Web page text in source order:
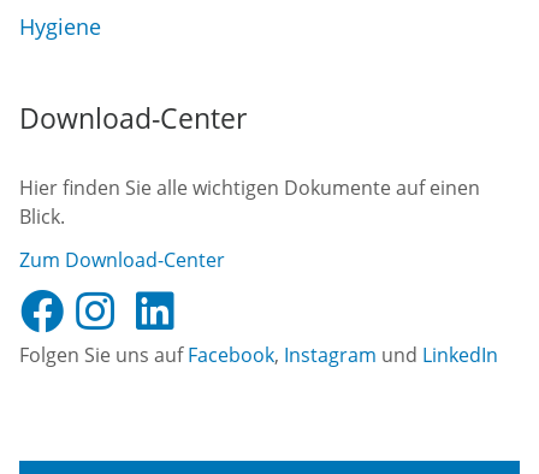
Hygiene
Download-Center
Hier finden Sie alle wichtigen Dokumente auf einen
Blick.
Zum Download-Center
Folgen Sie uns aufFacebook, Instagram und LinkedIn